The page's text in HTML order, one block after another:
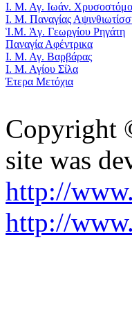
Ι. Μ. Αγ. Ιωάν.
Ι. Μ. Παναγίας
Ἱ.Μ. Ἁγ. Γεωργίου Ρηγάτη
Παναγία Αφέντρικα
Ι. Μ. Αγ. Βαρβάρας
Ι. Μ. Αγίου Σίλα
Έτερα Μετόχια
Copyright
site was
http://
http://